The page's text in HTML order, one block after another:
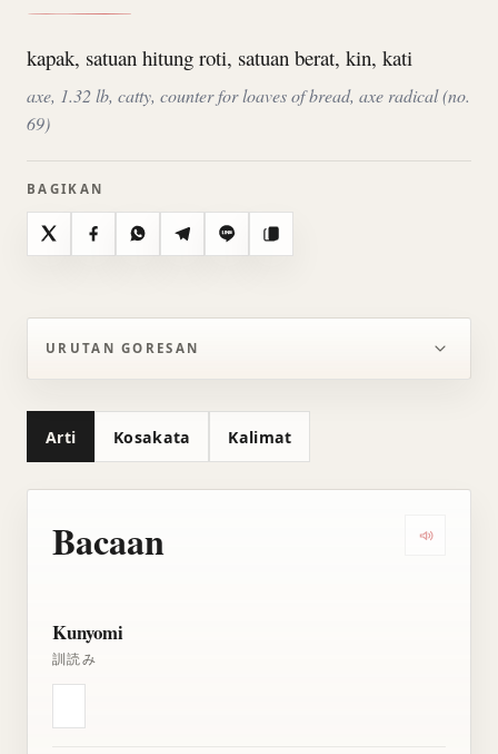
kapak, satuan hitung roti, satuan berat, kin, kati
axe, 1.32 lb, catty, counter for loaves of bread, axe radical (no.
69)
BAGIKAN
X FacebookWhatsAppTelegramLine Salin
URUTAN GORESAN
Arti Kosakata Kalimat
Bacaan
Kunyomi
訓読み